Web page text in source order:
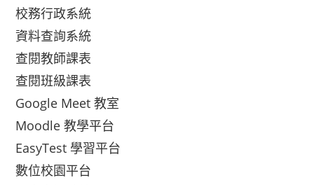
校務行政系統
資料查詢系統
查閱教師課表
查閱班級課表
Google Meet 教室
Moodle 教學平台
EasyTest 學習平台
數位校園平台